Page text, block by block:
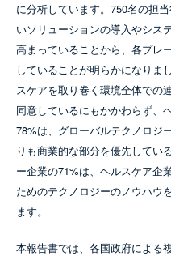
に分析しています。750名の担
いソリューションの導入やシス
高まっていることから、各プレ
していることが明らかになりま
スケアを取り巻く環境全体での
同意しているにもかかわらず、
78%は、グローバルテクノロジ
りも商業的な部分を優先してい
ー企業の71%は、ヘルスケア企
ためのテクノロジーのノウハウ
ます。
本報告書では、各国政府による